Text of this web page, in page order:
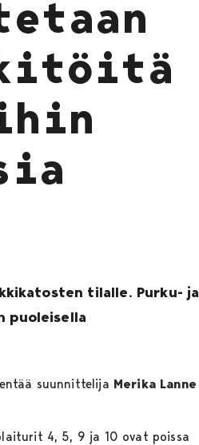
tilalle. Purku- ja
puoleisella
suunnittelija Merika Lanne
4, 5, 9 ja 10 ovat poissa